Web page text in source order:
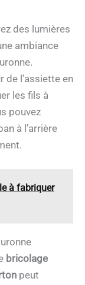
des lumières
ambiance
de l’assiette en
les fils à
pouvez
à l’arrière
à fabriquer
bricolage
peut